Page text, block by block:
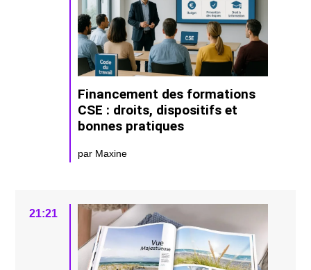
Financement des formations
CSE : droits, dispositifs et
bonnes pratiques
par Maxine
21:21